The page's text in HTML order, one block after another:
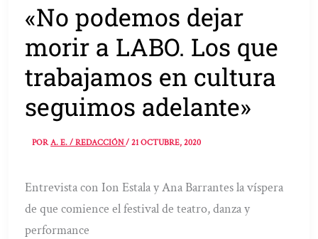
«No podemos dejar
morir a LABO. Los que
trabajamos en cultura
seguimos adelante»
PORA. E. / REDACCIÓN/21 OCTUBRE, 2020
Entrevista con Ion Estala y Ana Barrantes la víspera
de que comience el festival de teatro, danza y
performance